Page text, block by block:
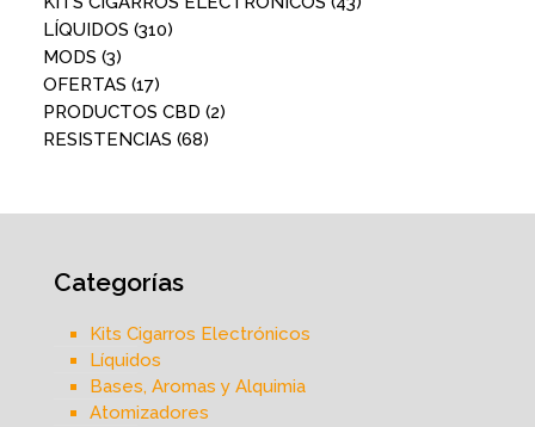
LÍQUIDOS (310)
MODS (3)
OFERTAS (17)
PRODUCTOS CBD (2)
RESISTENCIAS (68)
Categorías
Kits Cigarros Electrónicos
Líquidos
Bases, Aromas y Alquimia
Atomizadores